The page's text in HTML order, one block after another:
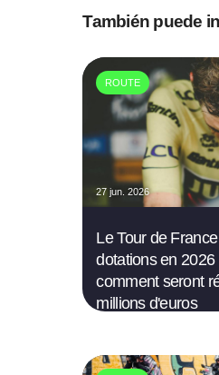
También puede
ROUTE
27 jun. 2026
Le Tour de
dotations en 2026
comment seront
millions d'euros